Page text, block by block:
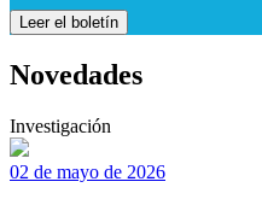
Leer el boletín
Novedades
Investigación
02 de mayo de 2026